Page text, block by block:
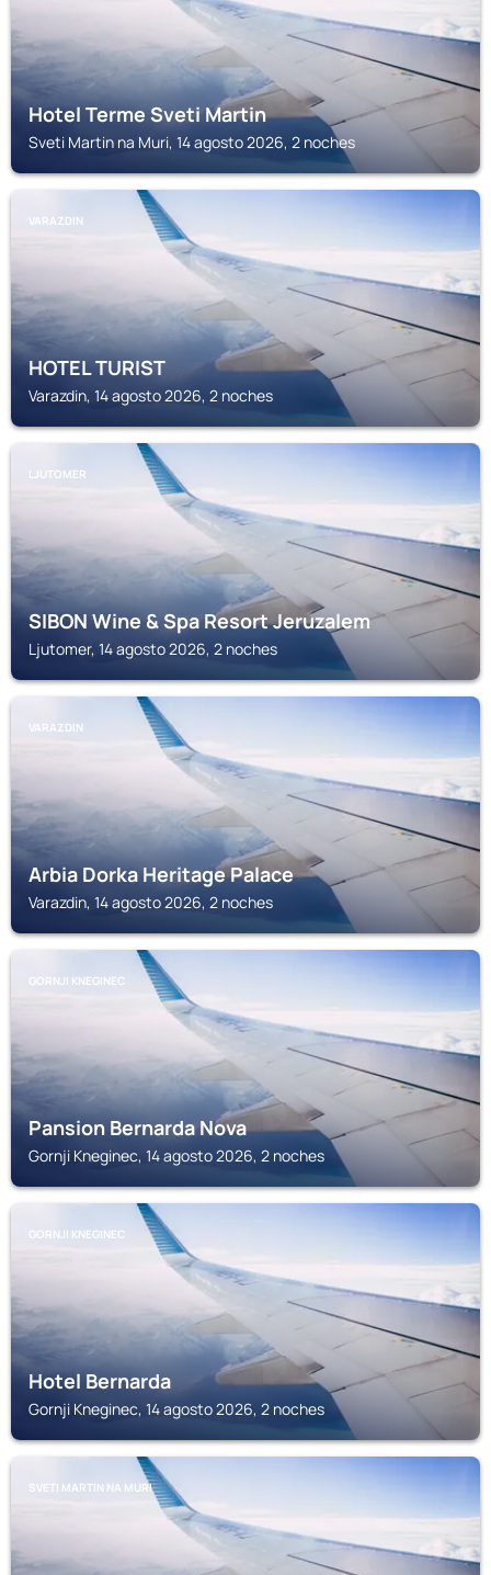
Hotel Terme Sveti Martin
Sveti Martin na Muri, 14 agosto 2026, 2 noches
VARAZDIN
HOTEL TURIST
Varazdin, 14 agosto 2026, 2 noches
LJUTOMER
SIBON Wine & Spa Resort Jeruzalem
Ljutomer, 14 agosto 2026, 2 noches
VARAZDIN
Arbia Dorka Heritage Palace
Varazdin, 14 agosto 2026, 2 noches
GORNJI KNEGINEC
Pansion Bernarda Nova
Gornji Kneginec, 14 agosto 2026, 2 noches
GORNJI KNEGINEC
Hotel Bernarda
Gornji Kneginec, 14 agosto 2026, 2 noches
SVETI MARTIN NA MURI